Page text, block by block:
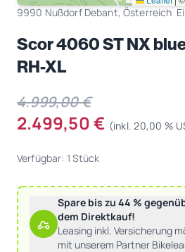
9990 Nußdorf Debant, Österreich
Scor 4060 ST NX
RH-XL
4.999,00 €
2.499,50 € (inkl. 20,00 %
Verfügbar: 1 Stück
Spare bis zu 44 %
dem Direktkauf!
Leasing inkl. Versicherung
mit unserem Partner